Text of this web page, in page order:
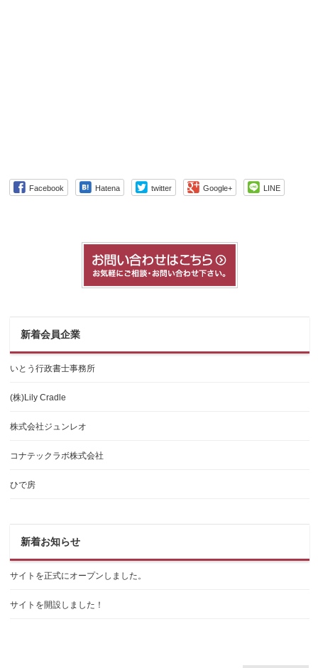
Facebook Hatena twitter Google+ LINE
新着会員企業
いとう行政書士事務所
(株)Lily Cradle
株式会社ジュンレオ
コナテックラボ株式会社
ひで房
新着お知らせ
サイトを正式にオープンしました。
サイトを開設しました！